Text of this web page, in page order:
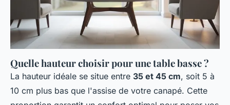
Quelle hauteur choisir pour une table basse ?
La hauteur idéale se situe entre 35 et 45 cm, soit 5 à
10 cm plus bas que l'assise de votre canapé. Cette